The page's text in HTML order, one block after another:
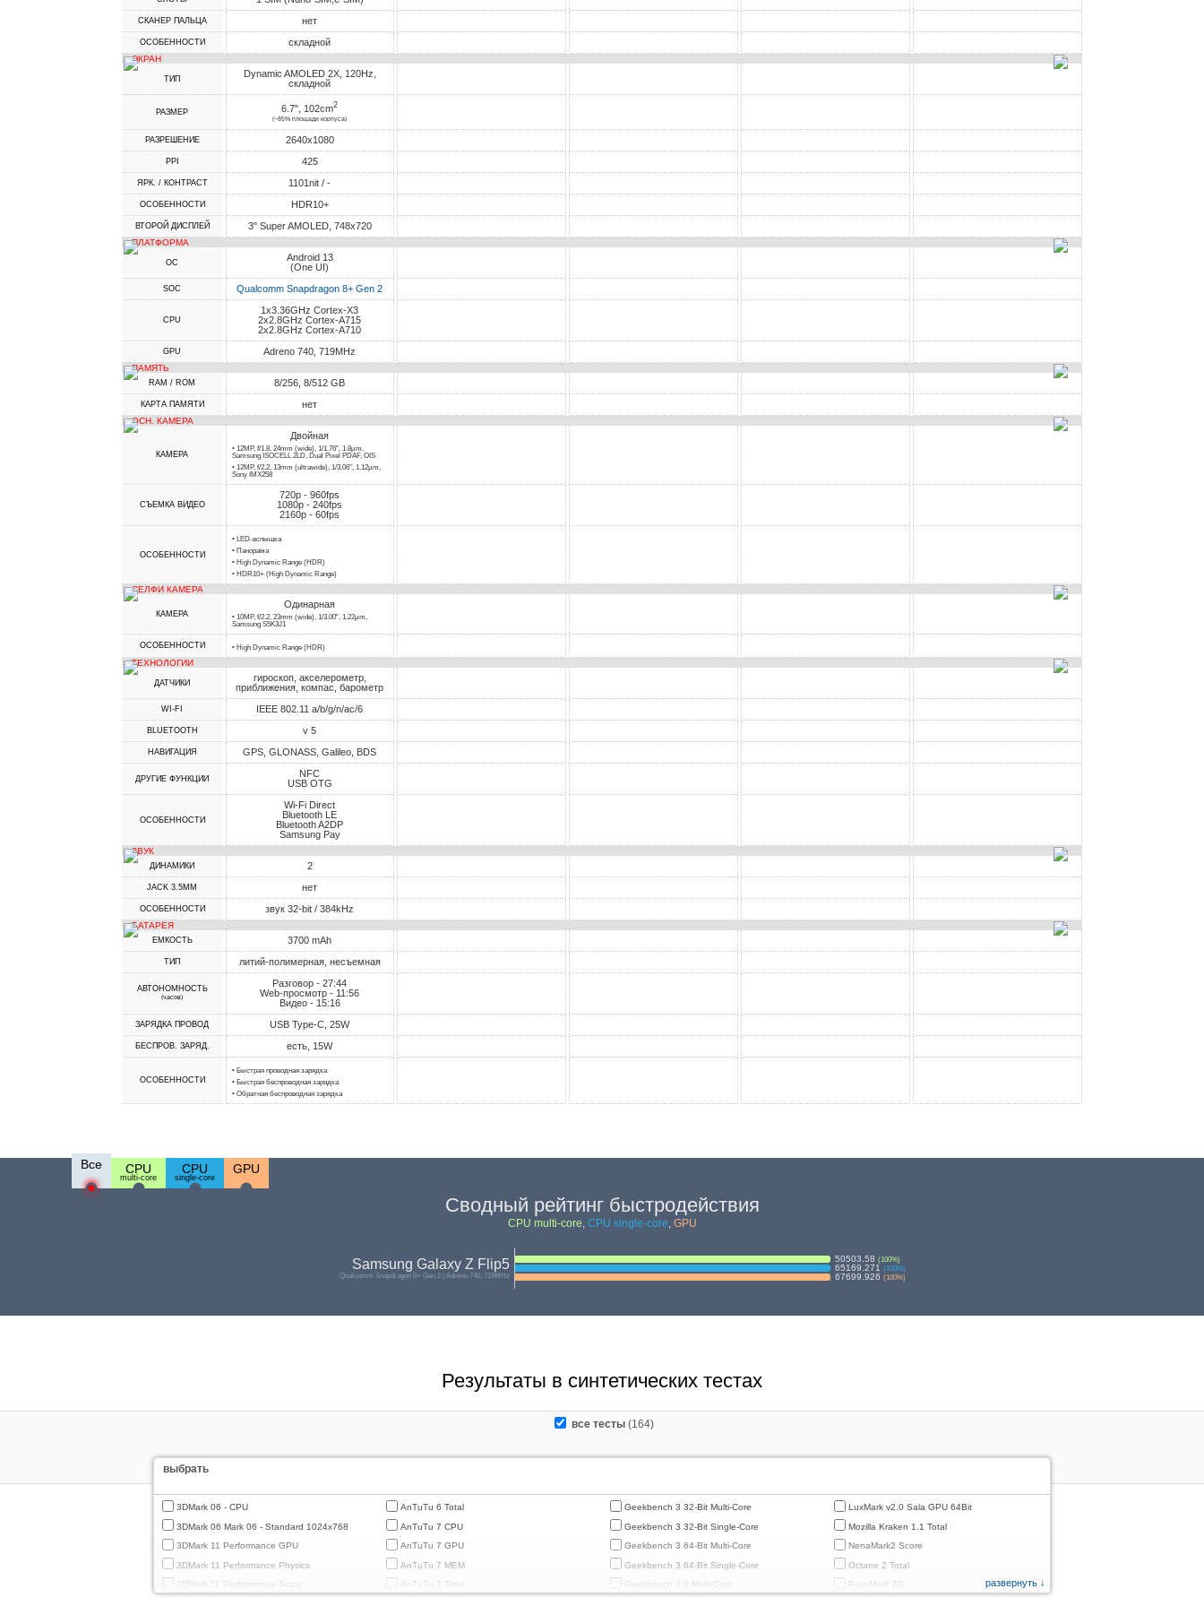
СКАНЕР ПАЛЬЦА нет
ОСОБЕННОСТИ складной
ЭКРАН
ТИП
Dynamic AMOLED 2X, 120Hz,
складной
РАЗМЕР 6.7", 102cm2
(~85% площади корпуса)
РАЗРЕШЕНИЕ 2640x1080
PPI 425
ЯРК. / КОНТРАСТ 1101nit / -
ОСОБЕННОСТИ HDR10+
ВТОРОЙ ДИСПЛЕЙ 3" Super AMOLED, 748x720
ПЛАТФОРМА
ОС
Android 13
(One UI)
SOC Qualcomm Snapdragon 8+ Gen 2
CPU
1x3.36GHz Cortex-X3
2x2.8GHz Cortex-A715
2x2.8GHz Cortex-A710
GPU Adreno 740, 719MHz
ПАМЯТЬ
RAM / ROM 8/256, 8/512 GB
КАРТА ПАМЯТИ нет
ОСН. КАМЕРА
КАМЕРА
Двойная
• 12MP, f/1.8, 24mm (wide), 1/1.76", 1.8µm,
Samsung ISOCELL 2LD, Dual Pixel PDAF, OIS
• 12MP, f/2.2, 13mm (ultrawide), 1/3.06", 1.12µm,
Sony IMX258
СЪЕМКА ВИДЕО
720p - 960fps
1080p - 240fps
2160p - 60fps
ОСОБЕННОСТИ
• LED-вспышка
• Панорама
• High Dynamic Range (HDR)
• HDR10+ (High Dynamic Range)
СЕЛФИ КАМЕРА
КАМЕРА
Одинарная
• 10MP, f/2.2, 23mm (wide), 1/3.00", 1.22µm,
Samsung S5K3J1
ОСОБЕННОСТИ • High Dynamic Range (HDR)
ТЕХНОЛОГИИ
ДАТЧИКИ
гироскоп, акселерометр,
приближения, компас, барометр
WI-FI IEEE 802.11 a/b/g/n/ac/6
BLUETOOTH v 5
НАВИГАЦИЯ GPS, GLONASS, Galileo, BDS
ДРУГИЕ ФУНКЦИИ
NFC
USB OTG
ОСОБЕННОСТИ
Wi-Fi Direct
Bluetooth LE
Bluetooth A2DP
Samsung Pay
ЗВУК
ДИНАМИКИ 2
JACK 3.5MM нет
ОСОБЕННОСТИ звук 32-bit / 384kHz
БАТАРЕЯ
ЕМКОСТЬ 3700 mAh
ТИП литий-полимерная, несъемная
АВТОНОМНОСТЬ
(часов)
Разговор - 27:44
Web-просмотр - 11:56
Видео - 15:16
ЗАРЯДКА ПРОВОД USB Type-C, 25W
БЕСПРОВ. ЗАРЯД. есть, 15W
ОСОБЕННОСТИ
• Быстрая проводная зарядка
• Быстрая беспроводная зарядка
• Обратная беспроводная зарядка
Все CPU
multi-core
CPU
single-core
GPU
Сводный рейтинг быстродействия
CPU multi-core, CPU single-core, GPU
Samsung Galaxy Z Flip5
Qualcomm Snapdragon 8+ Gen 2 | Adreno 740, 719MHz
50503.58 (100%)
65169.271 (100%)
67699.926 (100%)
Результаты в синтетических тестах
все тесты(164)
выбрать
3DMark 06 - CPU
3DMark 06 Mark 06 - Standard 1024x768
3DMark 11 Performance GPU
3DMark 11 Performance Physics
3DMark 11 Performance Score
AnTuTu 6 Total
AnTuTu 7 CPU
AnTuTu 7 GPU
AnTuTu 7 MEM
AnTuTu 7 Total
Geekbench 3 32-Bit Multi-Core
Geekbench 3 32-Bit Single-Core
Geekbench 3 64-Bit Multi-Core
Geekbench 3 64-Bit Single-Core
Geekbench 4.0 Multi-Core
LuxMark v2.0 Sala GPU 64Bit
Mozilla Kraken 1.1 Total
NenaMark2 Score
Octane 2 Total
PassMark 2D
развернуть ↓